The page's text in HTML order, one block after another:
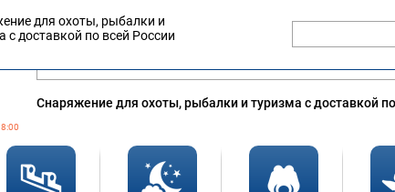
Оплата Доставка
Снаряжение для охоты, рыбалки и туризма с доставкой
для охоты, рыбалки и
с доставкой по всей России